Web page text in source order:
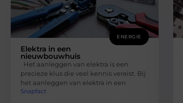
ENERGIE
Elektra in een
nieuwbouwhuis
Het aanleggen van elektra is een
precieze klus die veel kennis vereist. Bij
het aanleggen van elektra in een
Snapfact